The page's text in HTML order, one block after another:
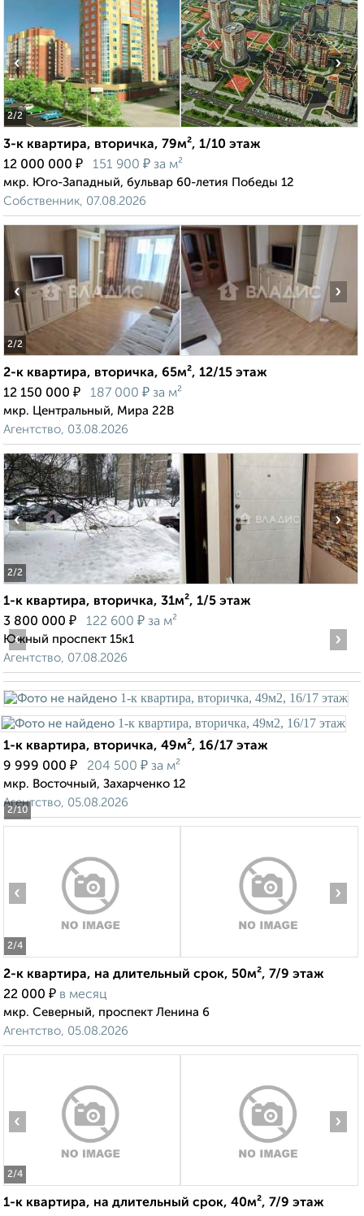
2/2
‹ ›
3-к квартира, вторичка, 79м², 1/10 этаж
12 000 000 ₽ 151 900 ₽ за м²
мкр. Юго-Западный, бульвар 60-летия Победы 12
Собственник, 07.08.2026
2/2
‹ ›
2-к квартира, вторичка, 65м², 12/15 этаж
12 150 000 ₽ 187 000 ₽ за м²
мкр. Центральный, Мира 22В
Агентство, 03.08.2026
2/2
‹ ›
1-к квартира, вторичка, 31м², 1/5 этаж
3 800 000 ₽ 122 600 ₽ за м²
Южный проспект 15к1
Агентство, 07.08.2026
2/10
‹ ›
1-к квартира, вторичка, 49м², 16/17 этаж
9 999 000 ₽ 204 500 ₽ за м²
мкр. Восточный, Захарченко 12
Агентство, 05.08.2026
2/4
‹ ›
2-к квартира, на длительный срок, 50м², 7/9 этаж
22 000 ₽ в месяц
мкр. Северный, проспект Ленина 6
Агентство, 05.08.2026
2/4
‹ ›
1-к квартира, на длительный срок, 40м², 7/9 этаж